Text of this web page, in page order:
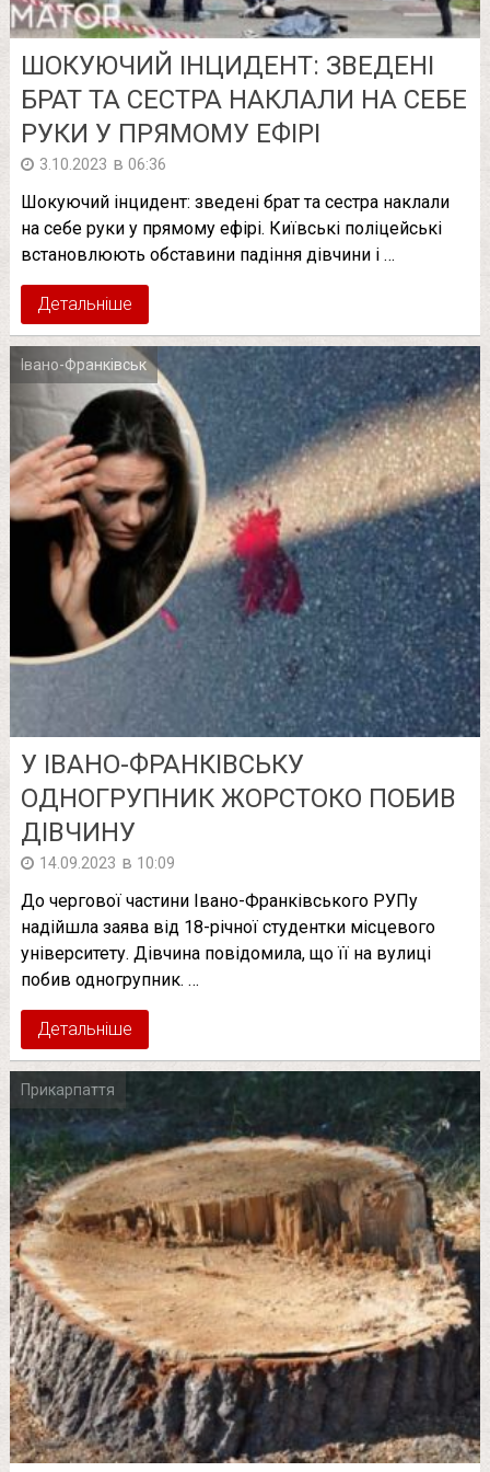
ШОКУЮЧИЙ ІНЦИДЕНТ: ЗВЕДЕНІ
БРАТ ТА СЕСТРА НАКЛАЛИ НА СЕБЕ
РУКИ У ПРЯМОМУ ЕФІРІ
3.10.2023 в 06:36
Шокуючий інцидент: зведені брат та сестра наклали
на себе руки у прямому ефірі. Київські поліцейські
встановлюють обставини падіння дівчини і …
Детальніше
Івано-Франківськ
У ІВАНО-ФРАНКІВСЬКУ
ОДНОГРУПНИК ЖОРСТОКО ПОБИВ
ДІВЧИНУ
14.09.2023 в 10:09
До чергової частини Івано-Франківського РУПу
надійшла заява від 18-річної студентки місцевого
університету. Дівчина повідомила, що її на вулиці
побив одногрупник. …
Детальніше
Прикарпаття